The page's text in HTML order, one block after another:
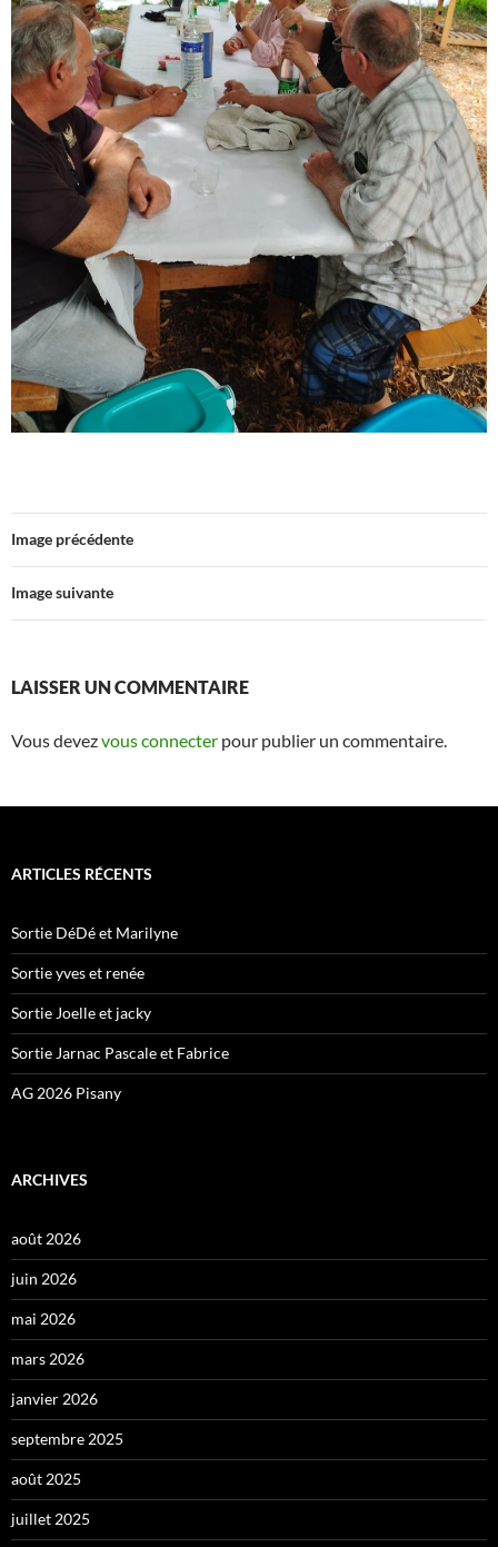
Image précédente
Image suivante
LAISSER UN COMMENTAIRE
Vous devezvous connecter pour publier un commentaire.
ARTICLES RÉCENTS
Sortie DéDé et Marilyne
Sortie yves et renée
Sortie Joelle et jacky
Sortie Jarnac Pascale et Fabrice
AG 2026 Pisany
ARCHIVES
août 2026
juin 2026
mai 2026
mars 2026
janvier 2026
septembre 2025
août 2025
juillet 2025